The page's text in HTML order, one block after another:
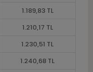
1.189,83 TL
1.210,17 TL
1.230,51 TL
1.240,68 TL